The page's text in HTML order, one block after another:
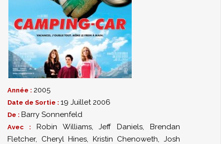
Année : 2005
Date de Sortie : 19 Juillet 2006
De : Barry Sonnenfeld
Avec : Robin Williams,Jeff Daniels,Brendan
Fletcher, Cheryl Hines, Kristin Chenoweth,Josh